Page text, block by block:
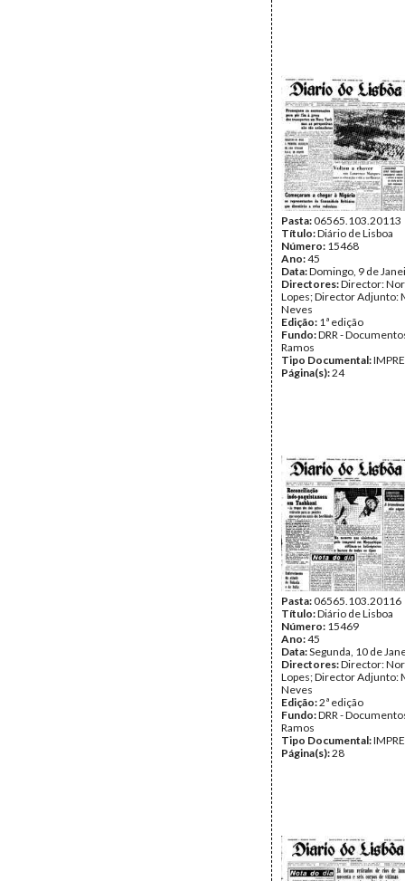
Pasta:06565.103.20113
Título:Diário de Lisboa
Número: 15468
Ano:45
Data:Domingo, 9 de
Directores:Director:
Lopes; Director Adjunto:
Neves
Edição: 1ª edição
Fundo:DRR -
Ramos
Tipo Documental:
Página(s):24
Pasta:06565.103.20116
Título:Diário de Lisboa
Número: 15469
Ano:45
Data:Segunda, 10 de
Directores:Director:
Lopes; Director Adjunto:
Neves
Edição:2ª edição
Fundo:DRR -
Ramos
Tipo Documental:
Página(s):28